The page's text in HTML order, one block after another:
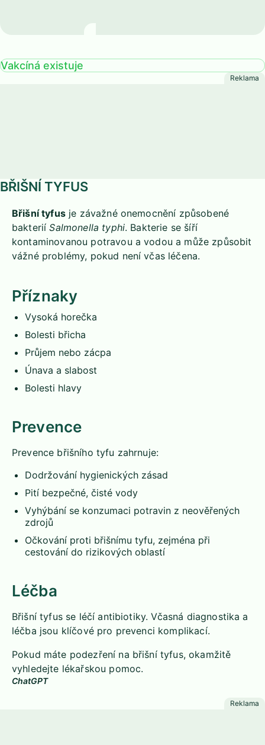
Vakcíná existuje
BŘIŠNÍ TYFUS
Břišní tyfusje závažné onemocnění způsobené
bakteriíSalmonella typhi. Bakterie se šíří
kontaminovanou potravou a vodou a může způsobit
vážné problémy, pokud není včas léčena.
Příznaky
Vysoká horečka
Bolesti břicha
Průjem nebo zácpa
Únava a slabost
Bolesti hlavy
Prevence
Prevence břišního tyfu zahrnuje:
Dodržování hygienických zásad
Pití bezpečné, čisté vody
Vyhýbání se konzumaci potravin z neověřených
zdrojů
Očkování proti břišnímu tyfu, zejména při
cestování do rizikových oblastí
Léčba
Břišní tyfus se léčí antibiotiky. Včasná diagnostika a
léčba jsou klíčové pro prevenci komplikací.
Pokud máte podezření na břišní tyfus, okamžitě
vyhledejte lékařskou pomoc.
ChatGPT